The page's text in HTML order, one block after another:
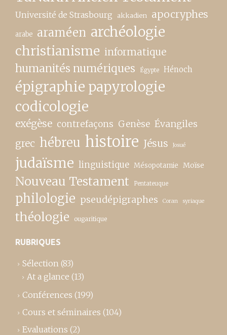
Université de Strasbourg akkadien apocryphes
arabe araméen archéologie
christianisme informatique
humanités numériques Égypte Hénoch
épigraphie papyrologie
codicologie
exégèse contrefaçons Genèse Évangiles
grec hébreu histoire Jésus Josué
judaïsme linguistique Mésopotamie Moïse
Nouveau Testament Pentateuque
philologie pseudépigraphes Coran syriaque
théologie ougaritique
RUBRIQUES
Sélection (83)
At a glance (13)
Conférences (199)
Cours et séminaires (104)
Evaluations (2)